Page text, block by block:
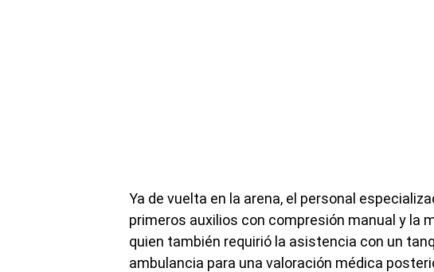
Ya de vuelta en la arena, el personal
primeros auxilios con compresión manual y la
quien también requirió la asistencia con un
ambulancia para una valoración médica